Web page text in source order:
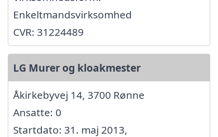
Enkeltmandsvirksomhed
CVR: 31224489
LG Murer og kloakmester
Åkirkebyvej 14, 3700 Rønne
Ansatte: 0
Startdato: 31. maj 2013,